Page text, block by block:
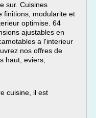
sur. Cuisines
finitions, modularite et
optimise. 64
ajustables en
a l'interieur
nos offres de
haut, eviers,
cuisine, il est